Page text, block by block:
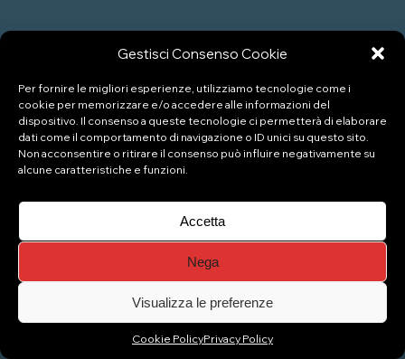
Gestisci Consenso Cookie
Per fornire le migliori esperienze, utilizziamo tecnologie come i
cookie per memorizzare e/o accedere alle informazioni del
dispositivo. Il consenso a queste tecnologie ci permetterà di elaborare
dati come il comportamento di navigazione o ID unici su questo sito.
Non acconsentire o ritirare il consenso può influire negativamente su
alcune caratteristiche e funzioni.
Accetta
Nega
Visualizza le preferenze
Cookie PolicyPrivacy Policy
© Copyright 2026 Naviglio Pizzeria Gelateria
Top
Gestisci consenso